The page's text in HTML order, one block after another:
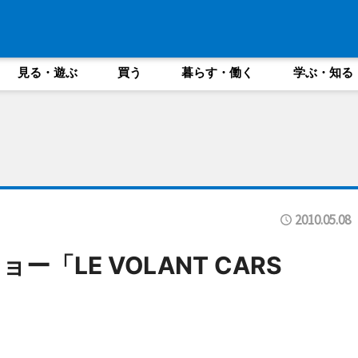
見る・遊ぶ 買う 暮らす・働く 学ぶ・知る
2010.05.08
ー「LE VOLANT CARS